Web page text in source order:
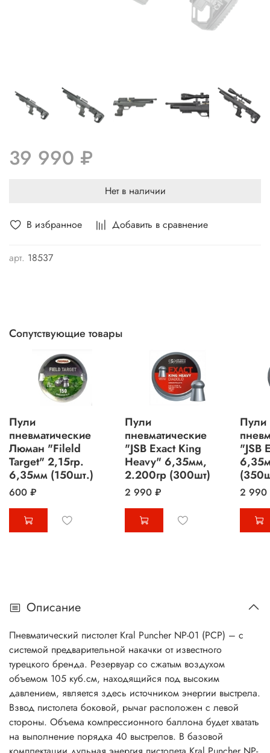
В избранное Добавить в сравнение
арт. 18537
39 990 ₽
Нет в наличии
Сопутствующие товары
Пули
пневматические
Люман "Fileld
Target" 2,15гр.
6,35мм (150шт.)
600 ₽
Пули
пневматические
"JSB Exact King
Heavy" 6,35мм,
2.200гр (300шт)
2 990 ₽
Пули
"JSB
2 990
Описание
Пневматический пистолет Kral Puncher NP-01 (PCP) – с
системой предварительной накачки от известного
турецкого бренда. Резервуар со сжатым воздухом
объемом 105 куб.см, находящийся под высоким
давлением, является здесь источником энергии выстрела.
Взвод пистолета боковой, рычаг расположен с левой
стороны. Объема компрессионного баллона будет хватать
на выполнение порядка 40 выстрелов. В базовой